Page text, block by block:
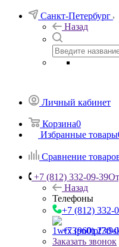
Санкт-Петербург
Назад
Личный кабинет
Корзина0
Избранные товары
Сравнение
+7 (812) 332-09-39
Назад
Телефоны
+7 (812) 332-
+7 (960) 230-
Заказать звонок